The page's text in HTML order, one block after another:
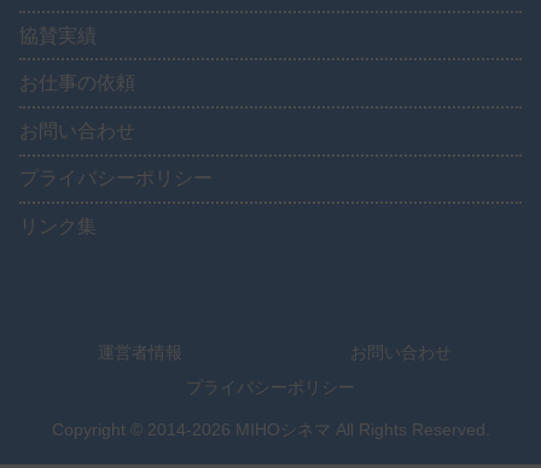
協賛実績
お仕事の依頼
お問い合わせ
プライバシーポリシー
リンク集
運営者情報
お問い合わせ
プライバシーポリシー
Copyright © 2014-2026 MIHOシネマ All Rights Reserved.